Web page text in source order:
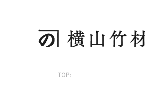
TOP›